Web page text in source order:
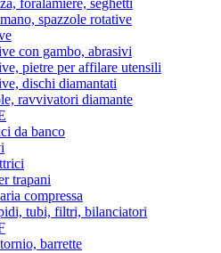
foralamiere, seghetti
spazzole rotative
con gambo, abrasivi
pietre per affilare utensili
dischi diamantati
ravvivatori diamante
da banco
trapani
compressa
tubi, filtri, bilanciatori
barrette